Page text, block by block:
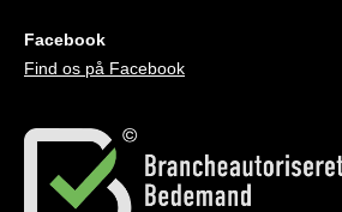
Facebook
Find os på Facebook